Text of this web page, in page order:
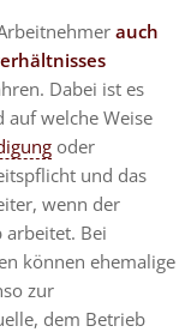
auch
Dabei ist es
auf welche Weise
oder
und das
wenn der
Bei
können ehemalige
zur
dem Betrieb